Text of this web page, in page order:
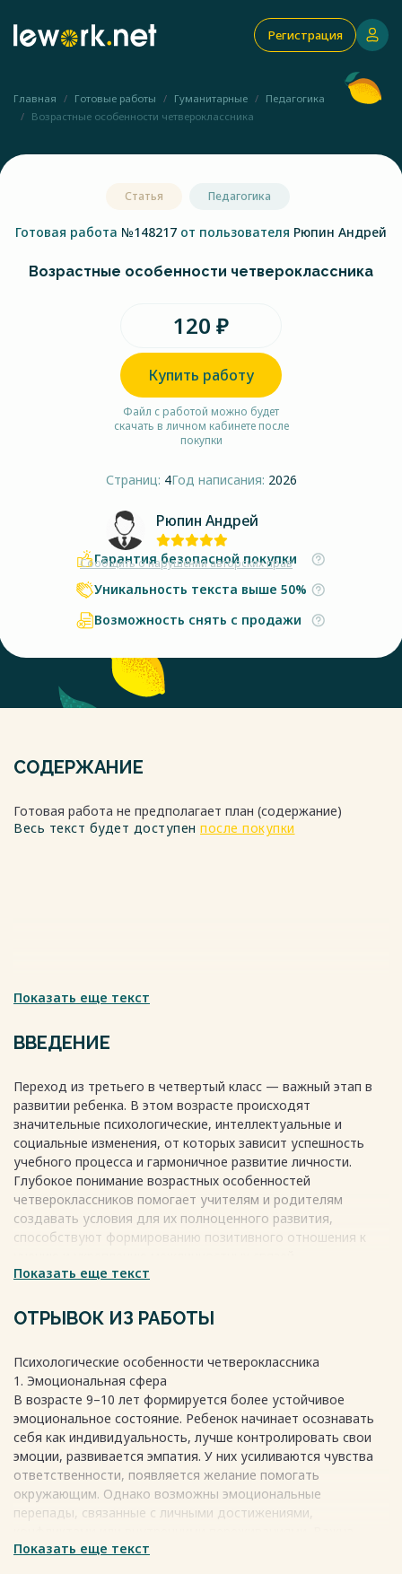
Регистрация
Главная Готовые работы Гуманитарные
Педагогика
Возрастные особенности четвероклассника
Статья Педагогика
Готовая работа №148217 от пользователя Рюпин Андрей
Возрастные особенности четвероклассника
120 ₽
Купить работу
Файл с работой можно будет
скачать в личном кабинете после
покупки
Страниц: 4Год написания: 2026
Рюпин Андрей
Сообщить о нарушении авторских прав
Гарантия безопасной покупки
Уникальность текста выше 50%
Возможность снять с продажи
СОДЕРЖАНИЕ
Готовая работа не предполагает план (содержание)
Весь текст будет доступен после покупки
Показать еще текст
ВВЕДЕНИЕ
Переход из третьего в четвертый класс — важный этап в
развитии ребенка. В этом возрасте происходят
значительные психологические, интеллектуальные и
социальные изменения, от которых зависит успешность
учебного процесса и гармоничное развитие личности.
Глубокое понимание возрастных особенностей
четвероклассников помогает учителям и родителям
создавать условия для их полноценного развития,
способствуют формированию позитивного отношения к
Весь текст будет доступен
Показать еще текст
ОТРЫВОК ИЗ РАБОТЫ
Психологические особенности четвероклассника
1. Эмоциональная сфера
В возрасте 9–10 лет формируется более устойчивое
эмоциональное состояние. Ребенок начинает осознавать
себя как индивидуальность, лучше контролировать свои
эмоции, развивается эмпатия. У них усиливаются чувства
ответственности, появляется желание помогать
окружающим. Однако возможны эмоциональные
перепады, связанные с личными достижениями,
поддержка взрослых, создание атмосферы безопасности и
Показать еще текст